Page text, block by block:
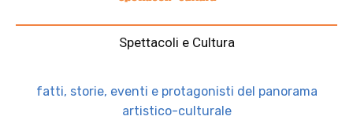
Spettacoli e Cultura
fatti, storie, eventi e protagonisti del panorama
artistico-culturale